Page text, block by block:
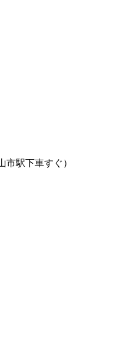
駅下車すぐ）